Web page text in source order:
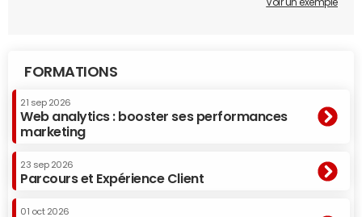
Voir un exemple
FORMATIONS
21 sep 2026
Web analytics : booster ses performances
marketing
23 sep 2026
Parcours et Expérience Client
01 oct 2026